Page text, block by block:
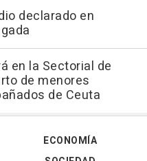
declarado en
en la Sectorial de
de menores
de Ceuta
ECONOMÍA